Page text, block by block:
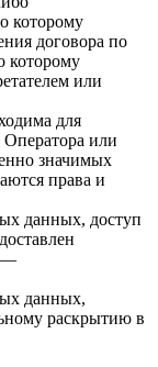
которому
договора по
которому
или
для
Оператора или
значимых
права и
данных, доступ
—
данных,
раскрытию в